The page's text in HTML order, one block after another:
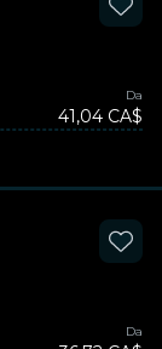
Da
41,04 CA$
Da